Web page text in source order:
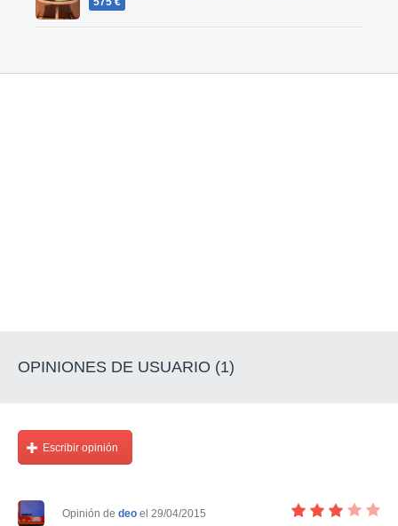
OPINIONES DE USUARIO (1)
Escribir opinión
Opinión de deo el 29/04/2015